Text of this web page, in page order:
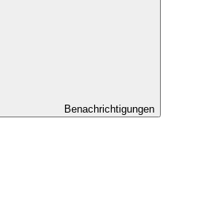
Benachrichtigungen